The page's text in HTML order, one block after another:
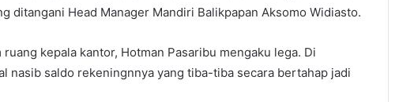
ditangani Head Manager Mandiri Balikpapan Aksomo Widiasto.
kepala kantor, Hotman Pasaribu mengaku lega. Di
nasib saldo rekeningnnya yang tiba-tiba secara bertahap jadi